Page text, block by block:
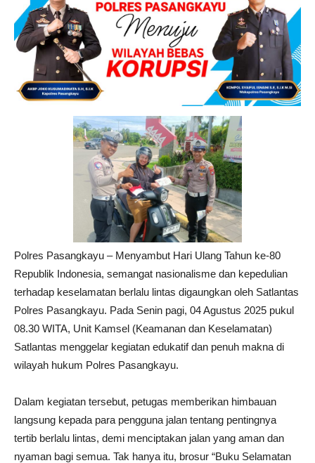
Polres Pasangkayu – Menyambut Hari Ulang Tahun ke-80
Republik Indonesia, semangat nasionalisme dan kepedulian
terhadap keselamatan berlalu lintas digaungkan oleh Satlantas
Polres Pasangkayu. Pada Senin pagi, 04 Agustus 2025 pukul
08.30 WITA, Unit Kamsel (Keamanan dan Keselamatan)
Satlantas menggelar kegiatan edukatif dan penuh makna di
wilayah hukum Polres Pasangkayu.
Dalam kegiatan tersebut, petugas memberikan himbauan
langsung kepada para pengguna jalan tentang pentingnya
tertib berlalu lintas, demi menciptakan jalan yang aman dan
nyaman bagi semua. Tak hanya itu, brosur “Buku Selamatan